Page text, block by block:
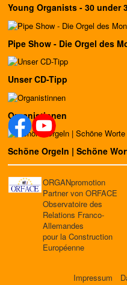
Young Organists - 30 under
Pipe Show - Die Orgel des
Unser CD-Tipp
Organistinnen
Schöne Orgeln | Schöne
ORGANpromotion
Partner von ORFACE
Observatoire des
Relations Franco-
Allemandes
pour la Construction
Européenne
Impressum